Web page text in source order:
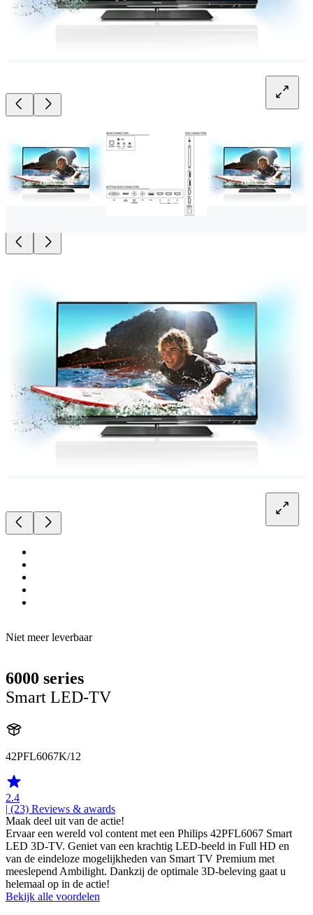
Niet meer leverbaar
6000 series
Smart LED-TV
42PFL6067K/12
2.4
| (23) Reviews & awards
Maak deel uit van de actie!
Ervaar een wereld vol content met een Philips 42PFL6067 Smart
LED 3D-TV. Geniet van een krachtig LED-beeld in Full HD en
van de eindeloze mogelijkheden van Smart TV Premium met
meeslepend Ambilight. Dankzij de optimale 3D-beleving gaat u
helemaal op in de actie!
Bekijk alle voordelen